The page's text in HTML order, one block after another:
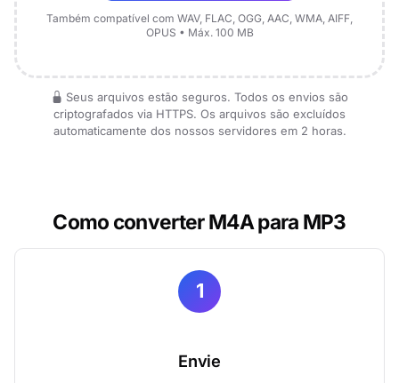
Também compatível com WAV, FLAC, OGG, AAC, WMA, AIFF,
OPUS • Máx. 100 MB
Seus arquivos estão seguros. Todos os envios são
criptografados via HTTPS. Os arquivos são excluídos
automaticamente dos nossos servidores em 2 horas.
Como converter M4A para MP3
1
Envie